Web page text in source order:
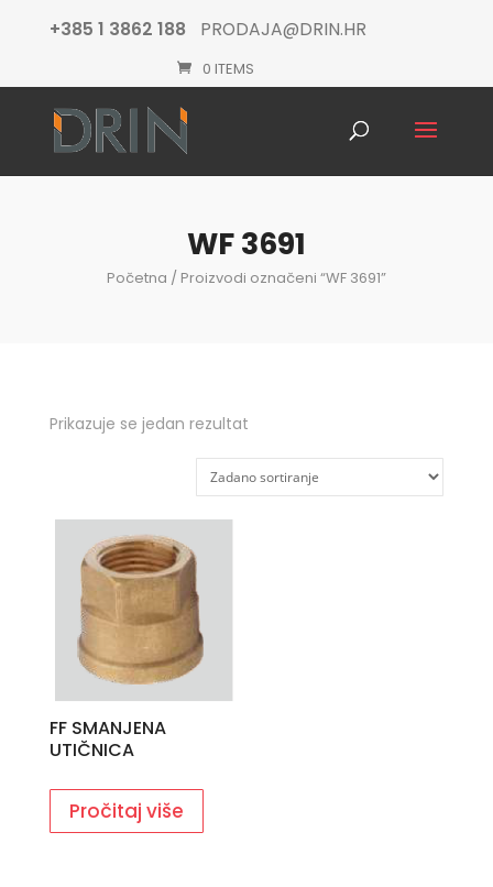
+385 1 3862 188 PRODAJA@DRIN.HR
0 ITEMS
WF 3691
Početna / Proizvodi označeni “WF 3691”
Prikazuje se jedan rezultat
FF SMANJENA
UTIČNICA
Pročitaj više